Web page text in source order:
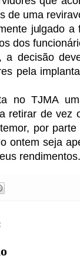
de uma
julgado a
dos
a decisão
pela
no TJMA
retirar de vez
por
ontem seja
rendimentos.